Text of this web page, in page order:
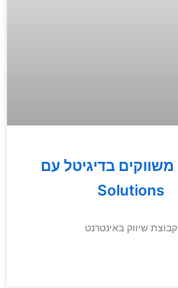
משווקים בדיגיטל עם Digital
Solutions
קבוצת שיווק באינטרנט